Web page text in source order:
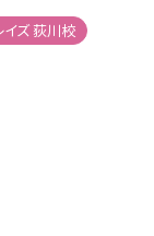
イズ 荻川校